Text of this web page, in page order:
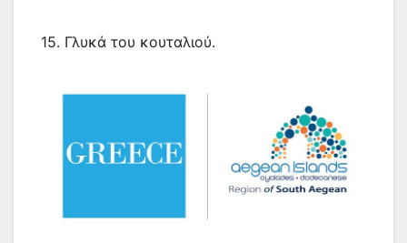
15. Γλυκά του κουταλιού.